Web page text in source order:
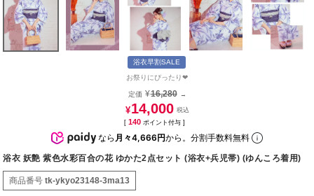
浴衣早割SALE
お祭りにぴったり❤︎
定価 ¥16,280 →
¥14,000
[ 140 ポイント付与 ]
なら 月々4,666円から。分割手数料無料
浴衣 妖艶 紫色水彩百合の花 ゆかた2点セット (浴衣+兵児帯) (ゆんころ着用)
商品番号 tk-ykyo23148-3ma13